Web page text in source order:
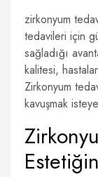
zirkonyum
tedavileri için
sağladığı
kalitesi,
Zirkonyum
kavuşmak